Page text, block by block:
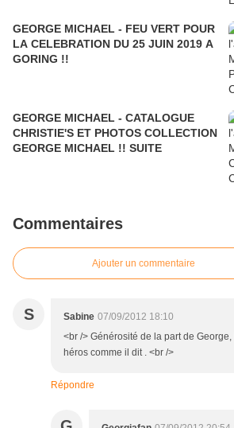
GEORGE MICHAEL - FEU VERT POUR
LA CELEBRATION DU 25 JUIN 2019 A
GORING !!
GEORGE MICHAEL - CATALOGUE
CHRISTIE'S ET PHOTOS COLLECTION
GEORGE MICHAEL !! SUITE
Commentaires
Ajouter un commentaire
S Sabine 07/09/2012 18:10
<br /> Générosité de la part de
héros comme il dit . <br />
Répondre